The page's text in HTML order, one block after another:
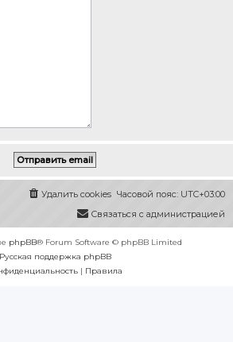
Часовой пояс: UTC+03:00
Удалить cookies
Связаться с администрацией
phpBB® Forum Software © phpBB Limited
Русская поддержка phpBB
| Правила